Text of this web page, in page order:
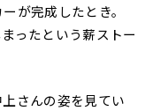
が完成したとき。
ったという薪ストー
さんの姿を見てい